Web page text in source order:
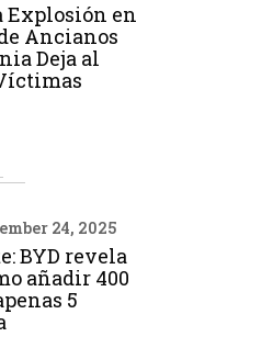
Explosión en
Ancianos
Deja al
24, 2025
BYD revela
añadir 400
5